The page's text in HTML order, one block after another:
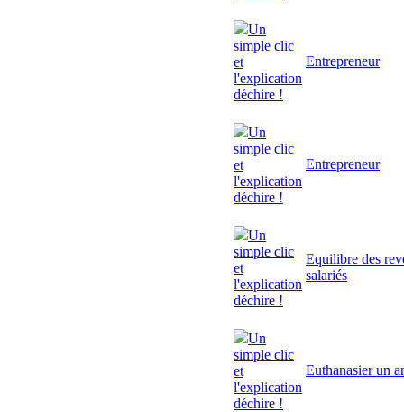
Un
simple clic
et
l'explication
déchire !
Entrepreneur
Un
simple clic
et
l'explication
déchire !
Entrepreneur
Un
simple clic
et
l'explication
déchire !
Equilibre des
salariés
Un
simple clic
et
l'explication
déchire !
Euthanasier un